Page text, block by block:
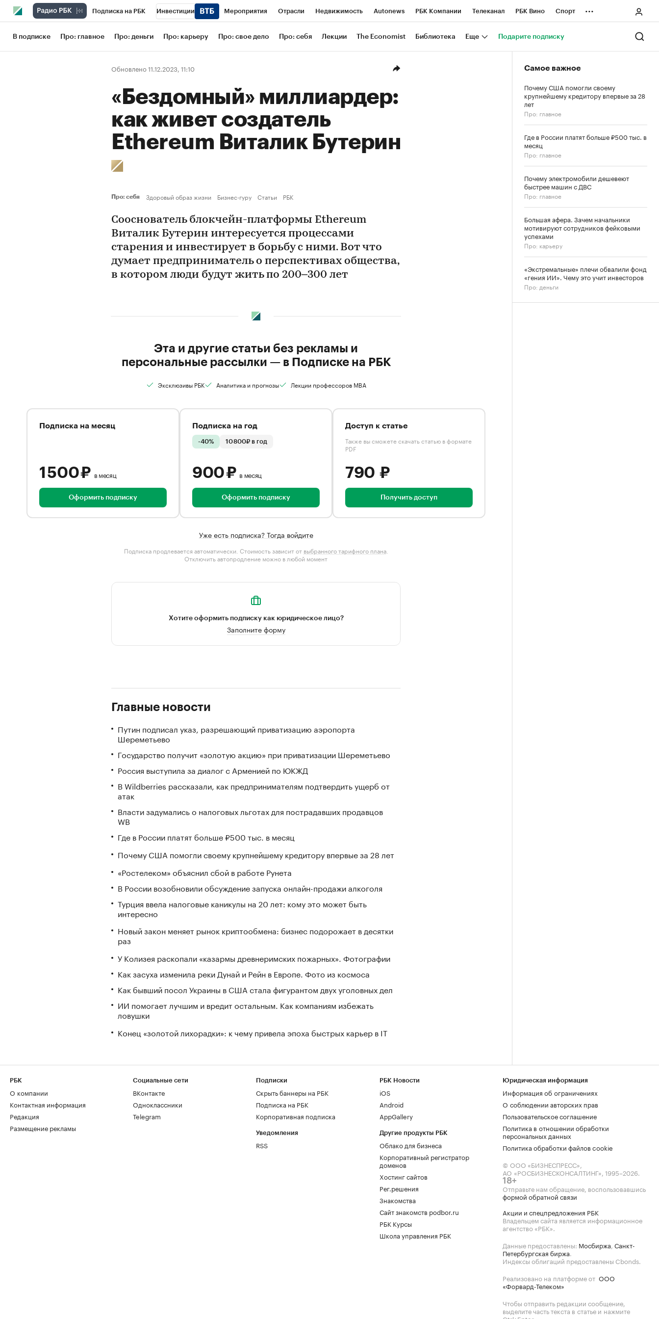
Подписка на РБК Инвестиции Мероприятия Отрасли Недвижимость Autonews РБК Компании Телеканал РБК Вино Спорт
Школа управления РБК РБК Образование РБК Life Тренды Визионеры Национальные проекты Город
Рынок наличной валюты
...
В подписке Про: главное Про: деньги Про: карьеру Про: свое дело Про: себя Лекции The Economist Библиотека Еще Подарите подписку
Обновлено 11.12.2023, 11:10
«Бездомный» миллиардер:
как живет создатель
Ethereum Виталик Бутерин
Про: себя Здоровый образ жизни Бизнес-гуру Статьи РБК
Сооснователь блокчейн-платформы Ethereum
Виталик Бутерин интересуется процессами
старения и инвестирует в борьбу с ними. Вот что
думает предприниматель о перспективах общества,
в котором люди будут жить по 200–300 лет
Эта и другие статьи без рекламы и
персональные рассылки — в Подписке на РБК
Эксклюзивы РБК Аналитика и прогнозы Лекции профессоров MBA
Подписка на месяц
1 500 ₽ в месяц
Оформить подписку
Подписка на год
-40% 10 800₽ в год
900 ₽ в месяц
Оформить подписку
Доступ к статье
Также вы сможете скачать статью в формате
PDF
790 ₽
Получить доступ
Уже есть подписка? Тогда войдите
Подписка продлевается автоматически. Стоимость зависит от выбранного тарифного плана.
Отключить автопродление можно в любой момент
Хотите оформить подписку как юридическое лицо?
Заполните форму
Главные новости
Путин подписал указ, разрешающий приватизацию аэропорта
Шереметьево
Государство получит «золотую акцию» при приватизации Шереметьево
Россия выступила за диалог с Арменией по ЮКЖД
В Wildberries рассказали, как предпринимателям подтвердить ущерб от
атак
Власти задумались о налоговых льготах для пострадавших продавцов
WB
Где в России платят больше ₽500 тыс. в месяц
Почему США помогли своему крупнейшему кредитору впервые за 28 лет
«Ростелеком» объяснил сбой в работе Рунета
В России возобновили обсуждение запуска онлайн-продажи алкоголя
Турция ввела налоговые каникулы на 20 лет: кому это может быть
интересно
Новый закон меняет рынок криптообмена: бизнес подорожает в десятки
раз
У Колизея раскопали «казармы древнеримских пожарных». Фотографии
Как засуха изменила реки Дунай и Рейн в Европе. Фото из космоса
Как бывший посол Украины в США стала фигурантом двух уголовных дел
ИИ помогает лучшим и вредит остальным. Как компаниям избежать
ловушки
Конец «золотой лихорадки»: к чему привела эпоха быстрых карьер в IT
Самое важное
Почему США помогли своему
крупнейшему кредитору впервые за 28
лет
Про: главное
Где в России платят больше ₽500 тыс. в
месяц
Про: главное
Почему электромобили дешевеют
быстрее машин с ДВС
Про: главное
Большая афера. Зачем начальники
мотивируют сотрудников фейковыми
успехами
Про: карьеру
«Экстремальные» плечи обвалили фонд
«гения ИИ». Чему это учит инвесторов
Про: деньги
РБК
О компании
Контактная информация
Редакция
Размещение рекламы
Социальные сети
ВКонтакте
Одноклассники
Telegram
Подписки
Скрыть баннеры на РБК
Подписка на РБК
Корпоративная подписка
Уведомления
RSS
РБК Новости
iOS
Android
AppGallery
Другие продукты РБК
Облако для бизнеса
Корпоративный регистратор
доменов
Хостинг сайтов
Рег.решения
Знакомства
Сайт знакомств podbor.ru
РБК Курсы
Школа управления РБК
Юридическая информация
Информация об ограничениях
О соблюдении авторских прав
Пользовательское соглашение
Политика в отношении обработки
персональных данных
Политика обработки файлов cookie
© ООО «БИЗНЕСПРЕСС»,
АО «РОСБИЗНЕСКОНСАЛТИНГ», 1995–2026.
18+
Отправьте нам обращение, воспользовавшись
формой обратной связи
Акции и спецпредложения РБК
Владельцем сайта является информационное
агентство «РБК».
Данные предоставлены: Мосбиржа, Санкт-
Петербургская биржа.
Индексы облигаций предоставлены Cbonds.
Реализовано на платформе от ООО
«Форвард-Телеком»
Чтобы отправить редакции сообщение,
выделите часть текста в статье и нажмите